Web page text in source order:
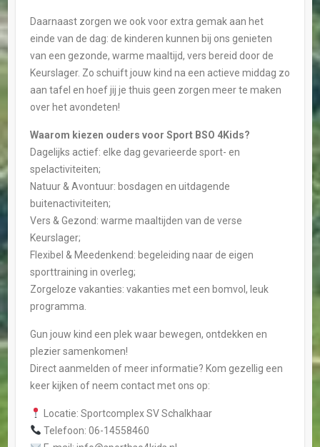
Daarnaast zorgen we ook voor extra gemak aan het
einde van de dag: de kinderen kunnen bij ons genieten
van een gezonde, warme maaltijd, vers bereid door de
Keurslager. Zo schuift jouw kind na een actieve middag zo
aan tafel en hoef jij je thuis geen zorgen meer te maken
over het avondeten!
Waarom kiezen ouders voor Sport BSO 4Kids?
Dagelijks actief: elke dag gevarieerde sport- en
spelactiviteiten;
Natuur & Avontuur: bosdagen en uitdagende
buitenactiviteiten;
Vers & Gezond: warme maaltijden van de verse
Keurslager;
Flexibel & Meedenkend: begeleiding naar de eigen
sporttraining in overleg;
Zorgeloze vakanties: vakanties met een bomvol, leuk
programma.
Gun jouw kind een plek waar bewegen, ontdekken en
plezier samenkomen!
Direct aanmelden of meer informatie? Kom gezellig een
keer kijken of neem contact met ons op:
Locatie: Sportcomplex SV Schalkhaar
Telefoon: 06-14558460